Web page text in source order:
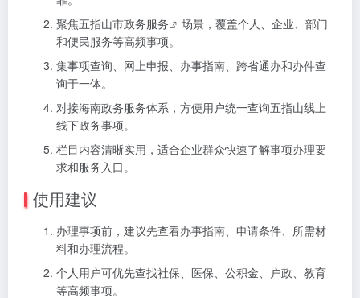
聚焦五指山市政务服务
场景，覆盖个人、企业、部门
和便民服务等高频事项。
集事项查询、网上申报、办事指南、跨省通办和办件查
询于一体。
对接海南政务服务体系，方便用户统一查询五指山线上
线下政务事项。
栏目内容清晰实用，适合企业群众快速了解事项办理要
求和服务入口。
使用建议
办理事项前，建议先查看办事指南、申请条件、所需材
料和办理流程。
个人用户可优先查找社保、医保、公积金、户政、教育
等高频事项。